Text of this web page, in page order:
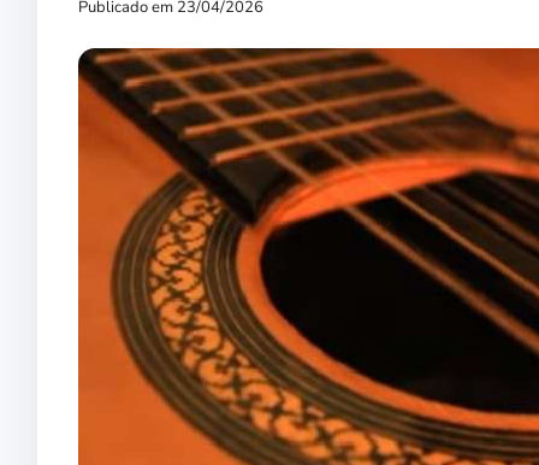
Publicado em 23/04/2026